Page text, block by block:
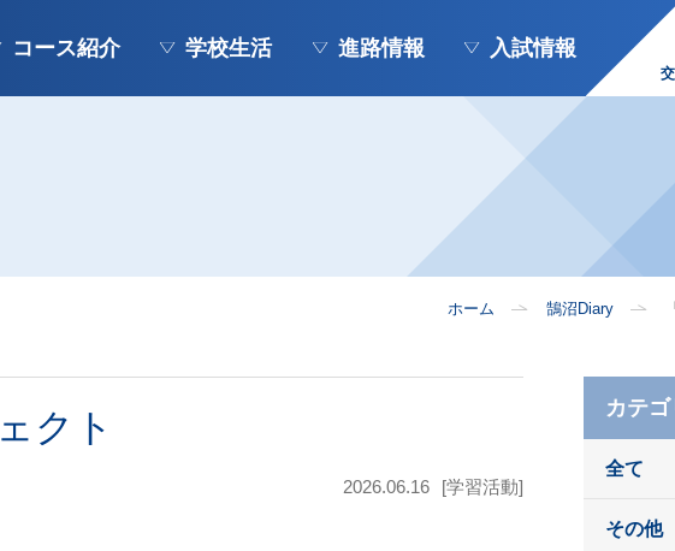
コース紹介 学校生活 進路情報 入試情報
ホーム 鵠沼Diary
クト
2026.06.16
[学習活動]
カテ
全て
その他